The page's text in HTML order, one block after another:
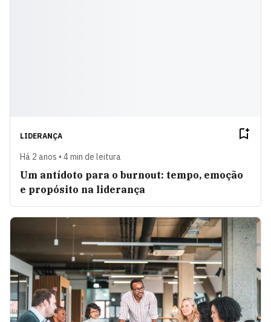
LIDERANÇA
Há 2 anos • 4 min de leitura
Um antídoto para o burnout: tempo, emoção
e propósito na liderança